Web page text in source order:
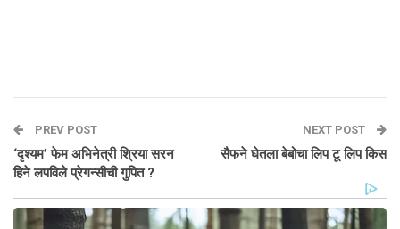
PREV POST
‘दृश्यम’ फेम अभिनेत्री श्रिया सरन
हिने लपविले प्रेगन्सीची गुपित ?
NEXT POST
सैफने घेतला बेबोचा लिप टू लिप किस